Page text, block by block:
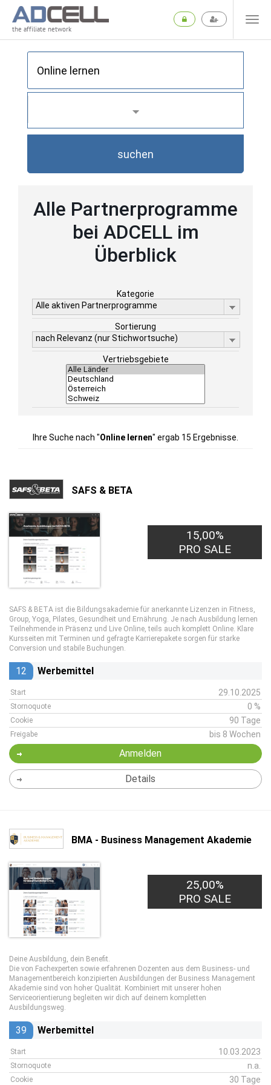
the affiliate network
suchen
Alle Partnerprogramme
bei ADCELL im
Überblick
Kategorie
Alle aktiven Partnerprogramme
Sortierung
nach Relevanz (nur Stichwortsuche)
Vertriebsgebiete
Ihre Suche nach "Online lernen" ergab 15 Ergebnisse.
SAFS & BETA
15,00%
PRO SALE
SAFS & BETA ist die Bildungsakademie für anerkannte Lizenzen in Fitness,
Group, Yoga, Pilates, Gesundheit und Ernährung. Je nach Ausbildung lernen
Teilnehmende in Präsenz und Live Online, teils auch komplett Online. Klare
Kursseiten mit Terminen und gefragte Karrierepakete sorgen für starke
Conversion und stabile Buchungen.
12 Werbemittel
Start 29.10.2025
Stornoquote 0 %
Cookie 90 Tage
Freigabe bis 8 Wochen
Anmelden
Details
BMA - Business Management Akademie
25,00%
PRO SALE
Deine Ausbildung, dein Benefit.
Die von Fachexperten sowie erfahrenen Dozenten aus dem Business- und
Managementbereich konzipierten Ausbildungen der Business Management
Akademie sind von hoher Qualität. Kombiniert mit unserer hohen
Serviceorientierung begleiten wir dich auf deinem kompletten
Ausbildungsweg.
39 Werbemittel
Start 10.03.2023
Stornoquote n.a.
Cookie 30 Tage